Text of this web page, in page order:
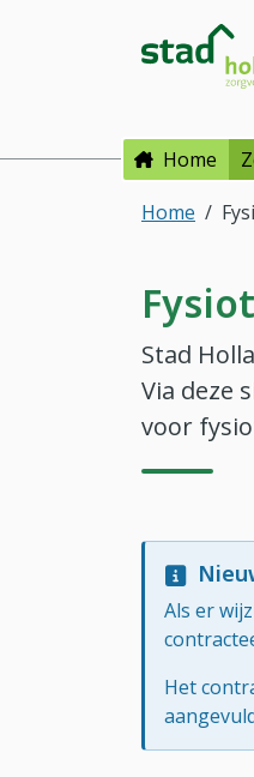
Direct naar hoofdinhoud
Direct naar hoofdmenu
Home
Home
Stad
Via deze
voor
Als er
Het